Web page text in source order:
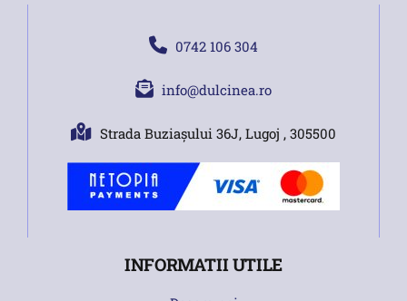
0742 106 304
info@dulcinea.ro
Strada Buziașului 36J, Lugoj , 305500
INFORMATII UTILE